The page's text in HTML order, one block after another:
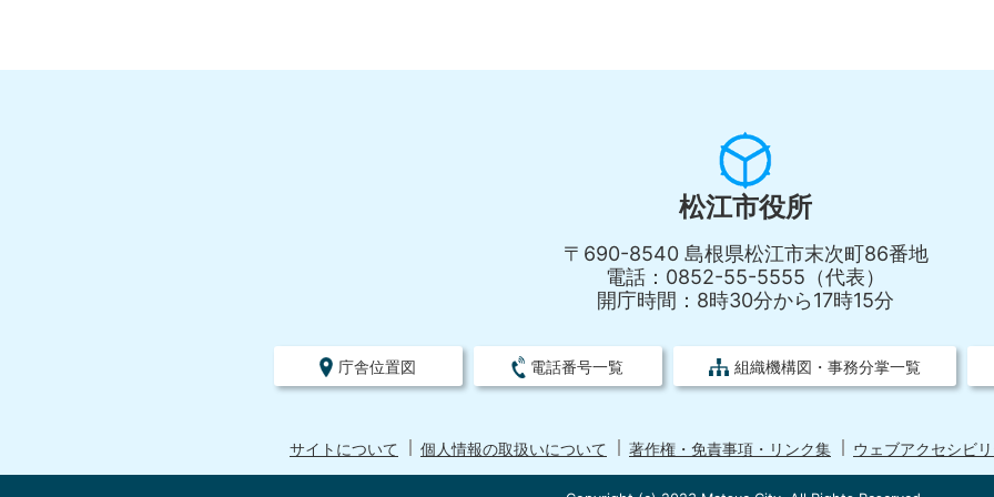
松江市役所
〒690-8540 島根県松江市末次町86番地
電話：0852-55-5555（代表）
開庁時間：8時30分から17時15分
庁舎位置図 電話番号一覧 組織機構図・事務分掌一覧
サイトについて 個人情報の取扱いについて 著作権・免責事項・リンク集 ウェブアクセシビ